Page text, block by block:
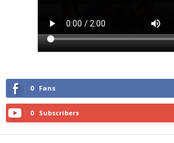
0 Fans
0 Subscribers